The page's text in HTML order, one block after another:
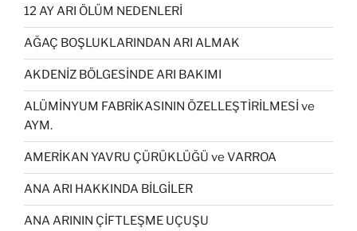
12 AY ARI ÖLÜM NEDENLERİ
AĞAÇ BOŞLUKLARINDAN ARI ALMAK
AKDENİZ BÖLGESİNDE ARI BAKIMI
ALÜMİNYUM FABRİKASININ ÖZELLEŞTİRİLMESİ ve
AYM.
AMERİKAN YAVRU ÇÜRÜKLÜĞÜ ve VARROA
ANA ARI HAKKINDA BİLGİLER
ANA ARININ ÇİFTLEŞME UÇUŞU